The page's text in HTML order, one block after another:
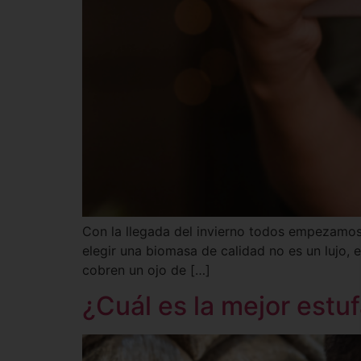
Con la llegada del invierno todos
elegir una biomasa de calidad no es un lujo,
cobren un ojo de […]
¿Cuál es la mejor